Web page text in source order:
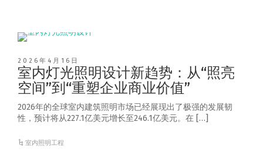
2026年4月16日
室内灯光照明设计新趋势：从“照亮
空间”到“重塑企业商业价值”
2026年的全球室内建筑照明市场已经展现出了极强的发展韧
性，预计将从227.1亿美元增长至246.1亿美元。在 […]
室内照明工程